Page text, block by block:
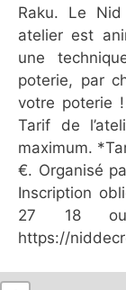
Raku. Le
atelier est
une
poterie, par
votre poterie
Tarif de
maximum.
€. Organisé
Inscription
27 18 ou
https://